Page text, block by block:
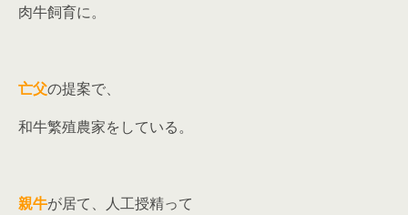
肉牛飼育に。
亡父の提案で、
和牛繁殖農家をしている。
親牛が居て、人工授精って